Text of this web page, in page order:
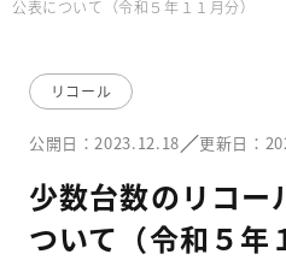
公表について（令和５年１１月分）
リコール
公開日：2023.12.18／更新日：
少数台数のリコー
ついて（令和５年